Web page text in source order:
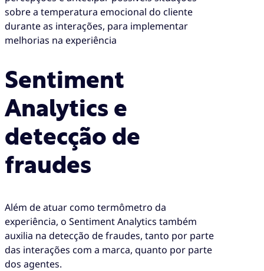
sobre a temperatura emocional do cliente
durante as interações, para implementar
melhorias na experiência
Sentiment
Analytics e
detecção de
fraudes
Além de atuar como termômetro da
experiência, o Sentiment Analytics também
auxilia na detecção de fraudes, tanto por parte
das interações com a marca, quanto por parte
dos agentes.